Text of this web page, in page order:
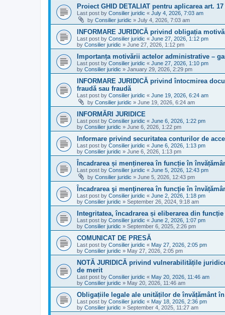
Proiect GHID DETALIAT pentru aplicarea art.
Last post by Consilier juridic « July 4, 2026, 7:03 am
by Consilier juridic » July 4, 2026, 7:03 am
INFORMARE JURIDICĂ privind obligația
Last post by Consilier juridic « June 27, 2026, 1:12 pm
by Consilier juridic » June 27, 2026, 1:12 pm
Importanța motivării actelor administrative –
Last post by Consilier juridic « June 27, 2026, 1:10 pm
by Consilier juridic » January 29, 2026, 2:29 pm
INFORMARE JURIDICĂ privind întocmirea
fraudă sau fraudă
Last post by Consilier juridic « June 19, 2026, 6:24 am
by Consilier juridic » June 19, 2026, 6:24 am
INFORMĂRI JURIDICE
Last post by Consilier juridic « June 6, 2026, 1:22 pm
by Consilier juridic » June 6, 2026, 1:22 pm
Informare privind securitatea conturilor de
Last post by Consilier juridic « June 6, 2026, 1:13 pm
by Consilier juridic » June 6, 2026, 1:13 pm
Încadrarea și menținerea în funcție în
Last post by Consilier juridic « June 5, 2026, 12:43 pm
by Consilier juridic » June 5, 2026, 12:43 pm
Încadrarea şi menţinerea în funcţie în
Last post by Consilier juridic « June 2, 2026, 1:18 pm
by Consilier juridic » September 26, 2024, 9:18 am
Integritatea, încadrarea și eliberarea din
Last post by Consilier juridic « June 2, 2026, 1:07 pm
by Consilier juridic » September 6, 2025, 2:26 pm
COMUNICAT DE PRESĂ
Last post by Consilier juridic « May 27, 2026, 2:05 pm
by Consilier juridic » May 27, 2026, 2:05 pm
NOTĂ JURIDICĂ privind vulnerabilitățile
de merit
Last post by Consilier juridic « May 20, 2026, 11:46 am
by Consilier juridic » May 20, 2026, 11:46 am
Obligațiile legale ale unităților de învățământ
Last post by Consilier juridic « May 18, 2026, 2:36 pm
by Consilier juridic » September 4, 2025, 11:27 am